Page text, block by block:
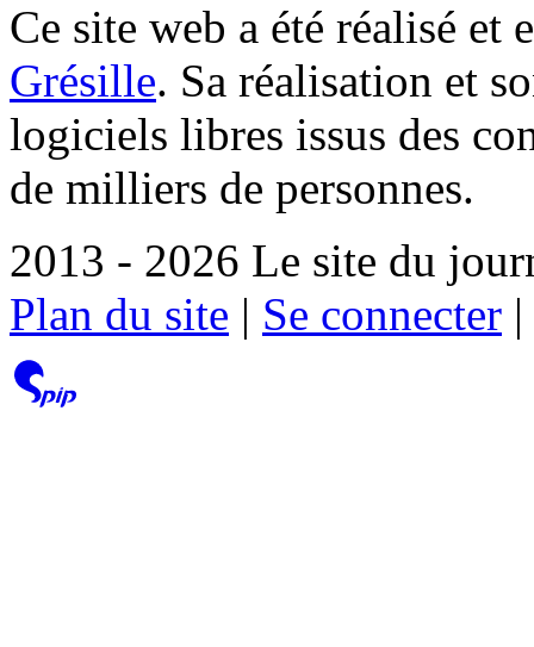
Ce site web a été réalisé et
Grésille. Sa réalisation et
logiciels libres issus des
de milliers de personnes.
2013 - 2026 Le site du
Plan du site | Se connecter |